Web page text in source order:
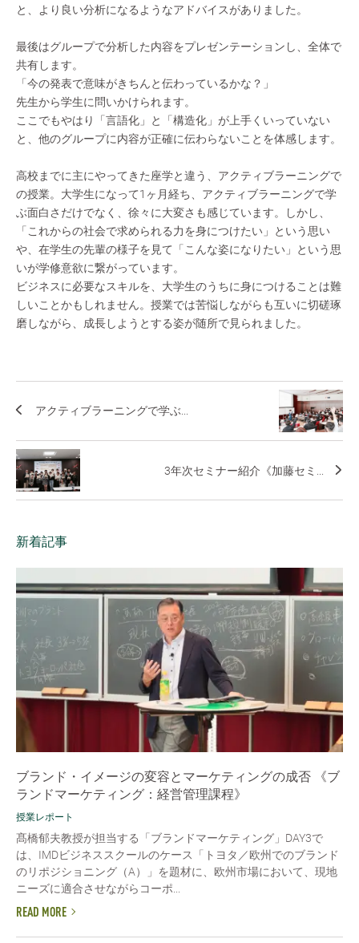
と、より良い分析になるようなアドバイスがありました。
最後はグループで分析した内容をプレゼンテーションし、全体で
共有します。
「今の発表で意味がきちんと伝わっているかな？」
先生から学生に問いかけられます。
ここでもやはり「言語化」と「構造化」が上手くいっていない
と、他のグループに内容が正確に伝わらないことを体感します。
高校までに主にやってきた座学と違う、アクティブラーニングで
の授業。大学生になって1ヶ月経ち、アクティブラーニングで学
ぶ面白さだけでなく、徐々に大変さも感じています。しかし、
「これからの社会で求められる力を身につけたい」という思い
や、在学生の先輩の様子を見て「こんな姿になりたい」という思
いが学修意欲に繋がっています。
ビジネスに必要なスキルを、大学生のうちに身につけることは難
しいことかもしれません。授業では苦悩しながらも互いに切磋琢
磨しながら、成長しようとする姿が随所で見られました。
アクティブラーニングで学ぶ...
3年次セミナー紹介《加藤セミ...
新着記事
ブランド・イメージの変容とマーケティングの成否 《ブ
ランドマーケティング：経営管理課程》
授業レポート
髙橋郁夫教授が担当する「ブランドマーケティング」DAY3で
は、IMDビジネススクールのケース「トヨタ／欧州でのブランド
のリポジショニング（A）」を題材に、欧州市場において、現地
ニーズに適合させながらコーポ...
READ MORE